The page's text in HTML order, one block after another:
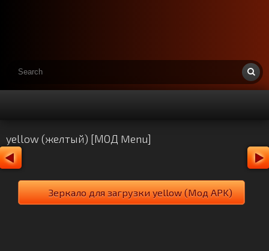
yellow (желтый) [МОД Menu]
Зеркало для загрузки yellow (Мод APK)